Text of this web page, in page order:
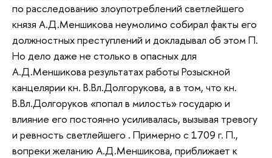
по расследованию злоупотреблений светлейшего
князя А.Д.Меншикова неумолимо собирал факты его
должностных преступлений и докладывал об этом П.
Но дело даже не столько в опасных для
А.Д.Меншикова результатах работы Розыскной
канцелярии кн. В.Вл.Долгорукова, а в том, что кн.
В.Вл.Долгоруков «попал в милость» государю и
влияние его постоянно усиливалась, вызывая тревогу
и ревность светлейшего . Примерно с 1709 г. П.,
вопреки желанию А.Д.Меншикова, приближает к